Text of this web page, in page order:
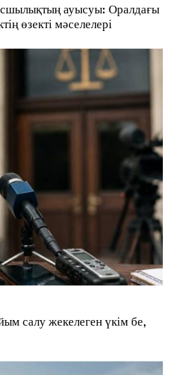
ауысуы: Оралдағы
өзекті мәселелері
салу жекелеген үкім бе,